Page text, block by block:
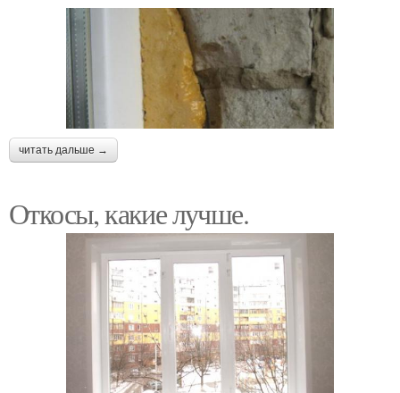
читать дальше →
Откосы, какие лучше.